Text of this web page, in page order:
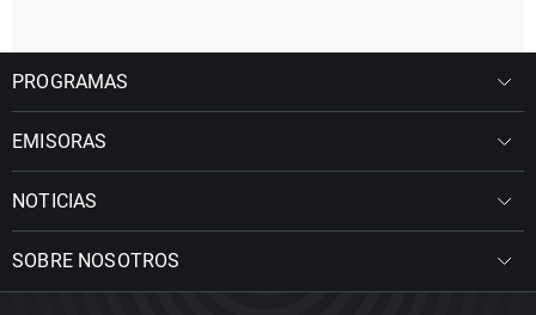
PROGRAMAS
EMISORAS
NOTICIAS
SOBRE NOSOTROS